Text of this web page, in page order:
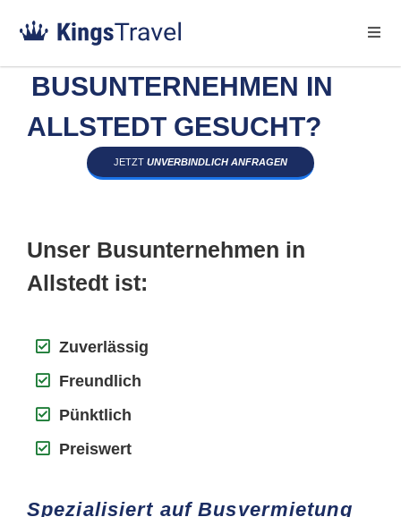
BUSUNTERNEHMEN IN
ALLSTEDT GESUCHT?
JETZT UNVERBINDLICH ANFRAGEN
Unser Busunternehmen in
Allstedt ist:
Zuverlässig
Freundlich
Pünktlich
Preiswert
Spezialisiert auf Busvermietung